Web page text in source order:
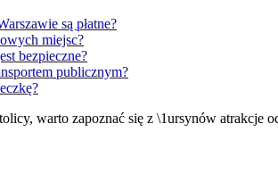
są płatne?
miejsc?
bezpieczne?
publicznym?
warto zapoznać się z \1ursynów atrakcje